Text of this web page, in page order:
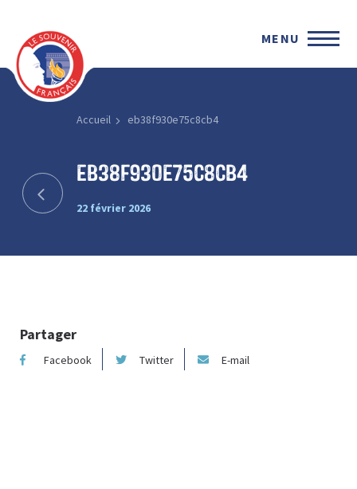
MENU
Accueil eb38f930e75c8cb4
eb38f930e75c8cb4
22 février 2026
Partager
Facebook Twitter E-mail